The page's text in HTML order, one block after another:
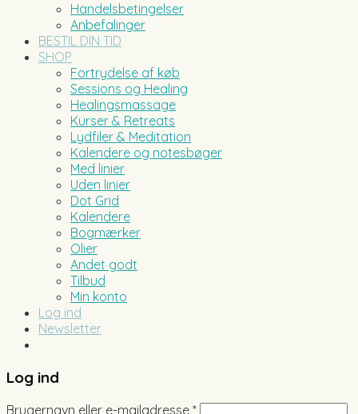
Handelsbetingelser
Anbefalinger
BESTIL DIN TID
SHOP
Fortrydelse af køb
Sessions og Healing
Healingsmassage
Kurser & Retreats
Lydfiler & Meditation
Kalendere og notesbøger
Med linier
Uden linier
Dot Grid
Kalendere
Bogmærker
Olier
Andet godt
Tilbud
Min konto
Log ind
Newsletter
Log ind
Brugernavn eller e-mailadresse *